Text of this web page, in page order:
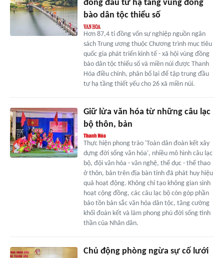
đồng đầu tư hạ tầng vùng đồng
bào dân tộc thiểu số
Hơn 87,4 tỉ đồng vốn sự nghiệp nguồn ngân
sách Trung ương thuộc Chương trình mục tiêu
quốc gia phát triển kinh tế - xã hội vùng đồng
bào dân tộc thiểu số và miền núi được Thanh
Hóa điều chỉnh, phân bổ lại để tập trung đầu
tư hạ tầng thiết yếu cho 26 xã miền núi.
Giữ lửa văn hóa từ những câu lạc
bộ thôn, bản
Thực hiện phong trào 'Toàn dân đoàn kết xây
dựng đời sống văn hóa', nhiều mô hình câu lạc
bộ, đội văn hóa - văn nghệ, thể dục - thể thao
ở thôn, bản trên địa bàn tỉnh đã phát huy hiệu
quả hoạt động. Không chỉ tạo không gian sinh
hoạt cộng đồng, các câu lạc bộ còn góp phần
bảo tồn bản sắc văn hóa dân tộc, tăng cường
khối đoàn kết và làm phong phú đời sống tinh
thần của Nhân dân.
Chủ động phòng ngừa sự cố lưới